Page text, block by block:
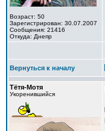
Возраст: 50
Зарегистрирован: 30.07.2007
Сообщения: 21416
Откуда: Днепр
Вернуться к началу
Тётя-Мотя
Укоренившийся